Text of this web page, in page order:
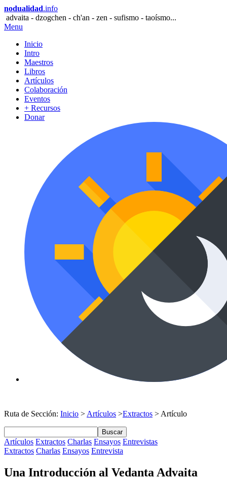
nodualidad.info
advaita - dzogchen - ch'an - zen - sufismo - taoísmo...
Menu
Inicio
Intro
Maestros
Libros
Artículos
Colaboración
Eventos
+ Recursos
Donar
Ruta de Sección: Inicio > Artículos >Extractos > Artículo
Buscar
Artículos Extractos Charlas Ensayos Entrevistas
Extractos Charlas Ensayos Entrevista
Una Introducción al Vedanta Advaita